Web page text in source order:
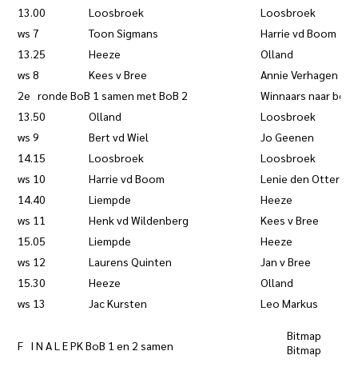
13.00 Loosbroek
Loosbroek
ws 7
Toon Sigmans
Harrie vd Boom
13.25
Heeze
Olland
ws 8
Kees v Bree
Annie Verhagen
2e ronde BoB 1 samen met BoB 2
Winnaars naar
13.50
Olland
Loosbroek
ws 9
Bert vd Wiel
Jo Geenen
14.15
Loosbroek
Loosbroek
ws 10
Harrie vd Boom
Lenie den Otter
14.40
Liempde
Heeze
ws 11
Henk vd Wildenberg
Kees v Bree
15.05
Liempde
Heeze
ws 12
Laurens Quinten
Jan v Bree
15.30
Heeze
Olland
ws 13
Jac Kursten Leo Markus
F I N A L E PK BoB 1 en 2 samen
Bitmap